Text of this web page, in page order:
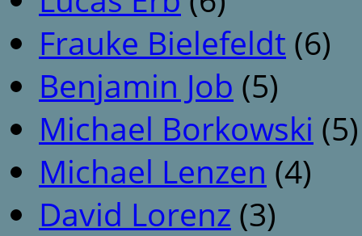
Frauke Bielefeldt (6)
Benjamin Job (5)
Michael Borkowski (5)
Michael Lenzen (4)
David Lorenz (3)